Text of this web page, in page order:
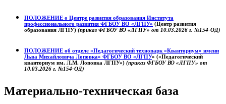
ПОЛОЖЕНИЕ о Центре развития образования Института
профессионального развития ФГБОУ ВО «ЛГПУ» (Центр развития
образования ЛГПУ) (приказ ФГБОУ ВО «ЛГПУ» от 10.03.2026 г. №154-ОД)
ПОЛОЖЕНИЕ об отделе «Педагогический технопарк «Кванториум» имени
Льва Михайловича Лоповка» ФГБОУ ВО «ЛГПУ» («Педагогический
кванториум им. Л.М. Лоповка ЛГПУ») (приказ ФГБОУ ВО «ЛГПУ» от
10.03.2026 г. №154-ОД)
Материально-техническая база